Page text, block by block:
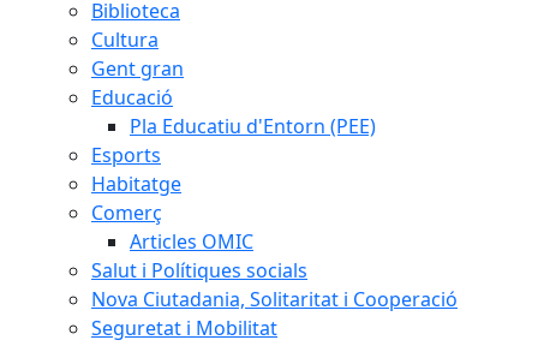
Biblioteca
Cultura
Gent gran
Educació
Pla Educatiu d'Entorn (PEE)
Esports
Habitatge
Comerç
Articles OMIC
Salut i Polítiques socials
Nova Ciutadania, Solitaritat i Cooperació
Seguretat i Mobilitat